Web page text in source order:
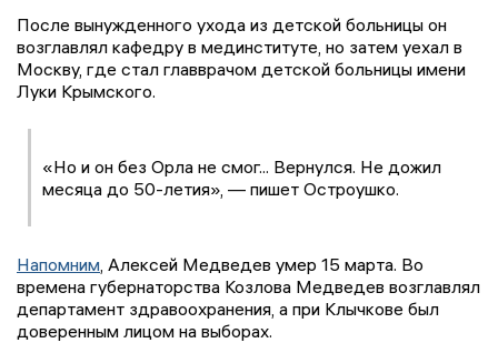
После вынужденного ухода из детской больницы он
возглавлял кафедру в мединституте, но затем уехал в
Москву, где стал главврачом детской больницы имени
Луки Крымского.
«Но и он без Орла не смог... Вернулся. Не дожил
месяца до 50-летия», — пишет Остроушко.
Напомним , Алексей Медведев умер 15 марта. Во
времена губернаторства Козлова Медведев возглавлял
департамент здравоохранения, а при Клычкове был
доверенным лицом на выборах.